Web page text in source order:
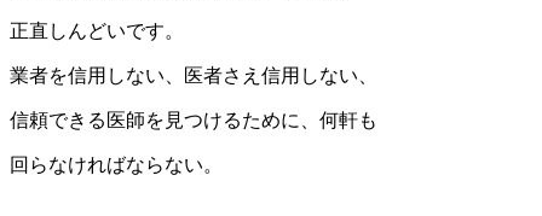
正直しんどいです。
業者を信用しない、医者さえ信用しない、
信頼できる医師を見つけるために、何軒も
回らなければならない。